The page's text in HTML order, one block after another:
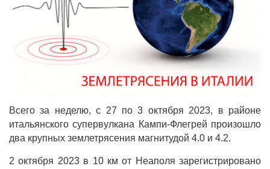
Всего за неделю, с 27 по 3 октября 2023, в районе
итальянского супервулкана Кампи-Флегрей произошло
два крупных землетрясения магнитудой 4.0 и 4.2.
2 октября 2023 в 10 км от Неаполя зарегистрировано